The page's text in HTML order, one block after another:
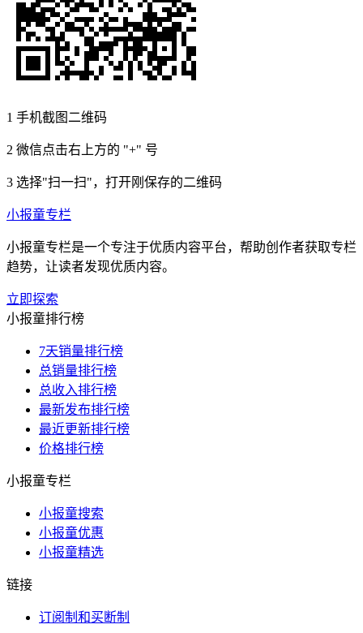
1 手机截图二维码
2 微信点击右上方的 "+" 号
3 选择"扫一扫"，打开刚保存的二维码
小报童专栏
小报童专栏是一个专注于优质内容平台，帮助创作者获取专栏
趋势，让读者发现优质内容。
立即探索
小报童排行榜
7天销量排行榜
总销量排行榜
总收入排行榜
最新发布排行榜
最近更新排行榜
价格排行榜
小报童专栏
小报童搜索
小报童优惠
小报童精选
链接
订阅制和买断制